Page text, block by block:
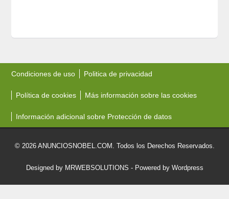
Condiciones de uso Politica de privacidad
Política de cookies Más información sobre las cookies
Información adicional sobre Protección de datos
© 2026 ANUNCIOSNOBEL.COM. Todos los Derechos Reservados.
Designed by MRWEBSOLUTIONS - Powered by Wordpress